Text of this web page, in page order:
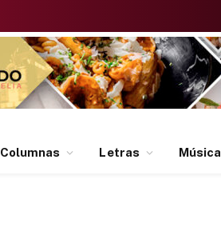
Columnas Letras Música